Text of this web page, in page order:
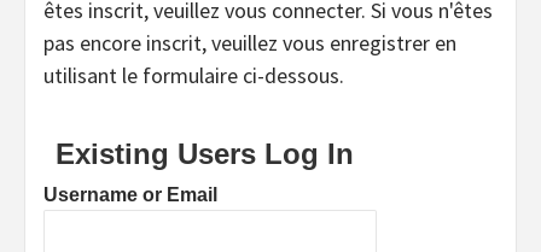
êtes inscrit, veuillez vous connecter. Si vous n'êtes
pas encore inscrit, veuillez vous enregistrer en
utilisant le formulaire ci-dessous.
Existing Users Log In
Username or Email